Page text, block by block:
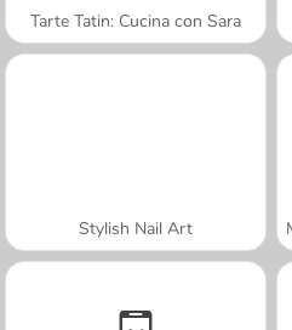
Tarte Tatin: Cucina con Sara
Stylish Nail Art